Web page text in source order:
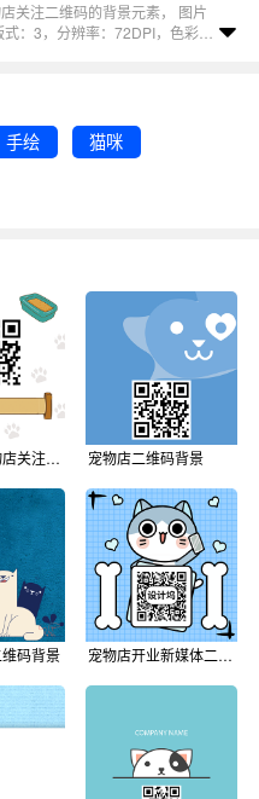
二维码的背景元素， 图片
手绘 猫咪
手绘卡通宠物店关注二维码背景 宠物店二维码背景
码背景 宠物店开业新媒体二维码背景